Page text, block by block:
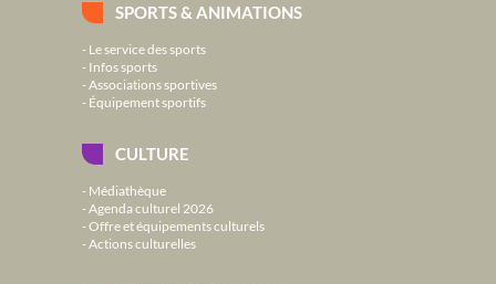
SPORTS & ANIMATIONS
Le service des sports
Infos sports
Associations sportives
Équipement sportifs
CULTURE
Médiathèque
Agenda culturel 2026
Offre et équipements culturels
Actions culturelles